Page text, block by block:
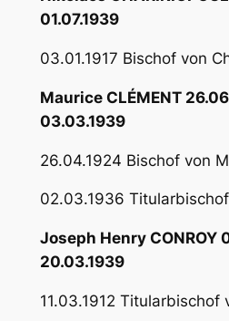
01.07.1939
03.01.1917 Bischof von
Maurice CLÉMENT
03.03.1939
26.04.1924 Bischof von
02.03.1936
Joseph Henry CONROY
20.03.1939
11.03.1912 Titularbischof